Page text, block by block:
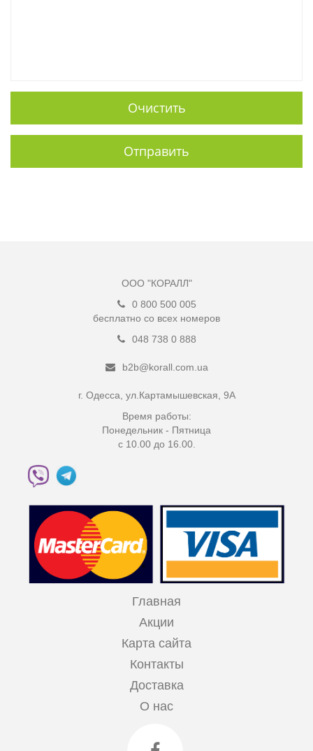
Очистить
Отправить
ООО "КОРАЛЛ"
0 800 500 005
бесплатно со всех номеров
048 738 0 888
b2b@korall.com.ua
г. Одесса, ул.Картамышевская, 9А
Время работы:
Понедельник - Пятница
с 10.00 до 16.00.
Главная
Акции
Карта сайта
Контакты
Доставка
О нас